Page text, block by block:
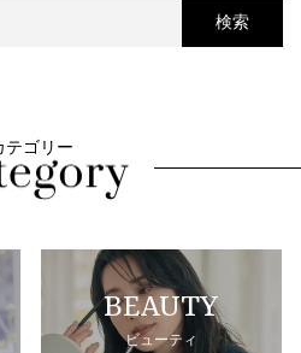
検索
テゴリー
BEAUTY
ビューティ